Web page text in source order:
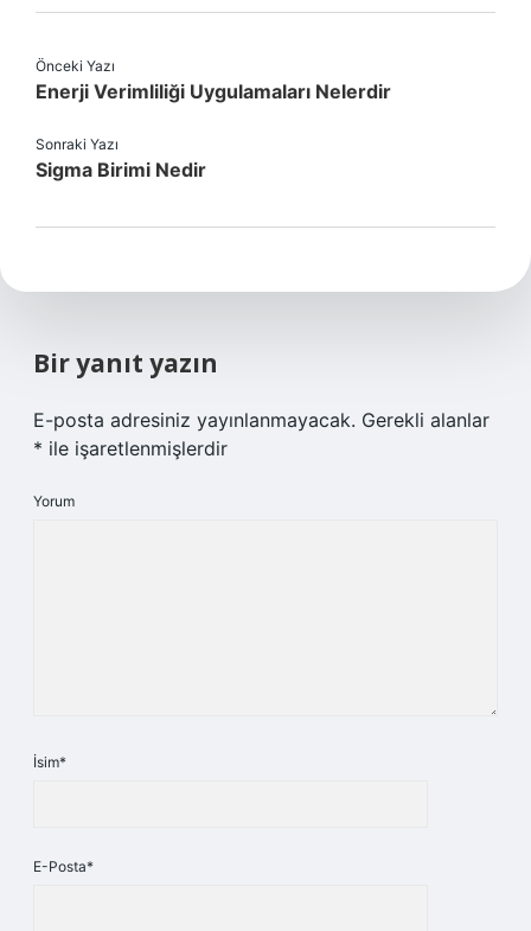
Önceki Yazı
Enerji Verimliliği Uygulamaları Nelerdir
Sonraki Yazı
Sigma Birimi Nedir
Bir yanıt yazın
E-posta adresiniz yayınlanmayacak. Gerekli alanlar
* ile işaretlenmişlerdir
Yorum
İsim*
E-Posta*